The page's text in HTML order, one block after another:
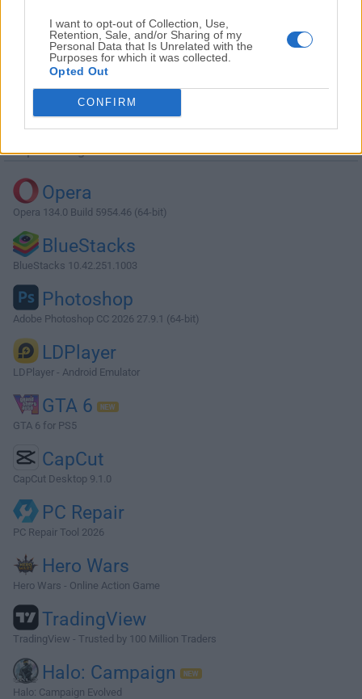
I want to opt-out of Collection, Use,
Retention, Sale, and/or Sharing of my
Personal Data that Is Unrelated with the
Purposes for which it was collected.
Opted Out
CONFIRM
Descargar Virtual DJ 2025 Build 8644
¿Por qué se publica esta aplicación en Filehorse? (
información)
Top Descargas
Opera
Opera 134.0 Build 5954.46 (64-bit)
BlueStacks
BlueStacks 10.42.251.1003
Photoshop
Adobe Photoshop CC 2026 27.9.1 (64-bit)
LDPlayer
LDPlayer - Android Emulator
GTA 6
GTA 6 for PS5
CapCut
CapCut Desktop 9.1.0
PC Repair
PC Repair Tool 2026
Hero Wars
Hero Wars - Online Action Game
TradingView
TradingView - Trusted by 100 Million Traders
Halo: Campaign
Halo: Campaign Evolved